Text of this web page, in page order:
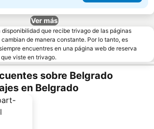
Ver más
disponibilidad que recibe trivago de las páginas
de manera constante. Por lo tanto, es
encuentres en una página web de reserva
viste en trivago.
sobre Belgrado
en Belgrado